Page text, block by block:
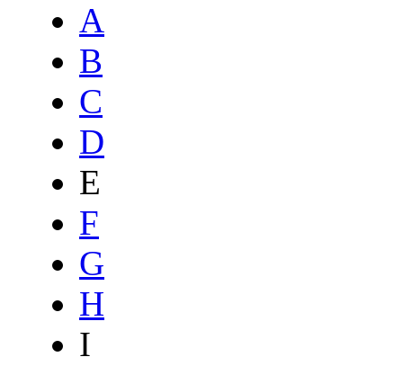
A
B
C
D
E
F
G
H
I